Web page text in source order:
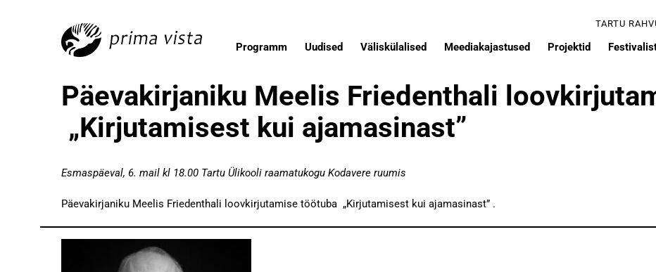
TARTU
Programm Uudised Väliskülalised Meediakajastused Projektid
Päevakirjaniku Meelis Friedenthali
„Kirjutamisest kui ajamasinast”
Esmaspäeval, 6. mail kl 18.00 Tartu Ülikooli raamatukogu Kodavere ruumis
Päevakirjaniku Meelis Friedenthali loovkirjutamise töötuba „Kirjutamisest kui ajamasinast” .